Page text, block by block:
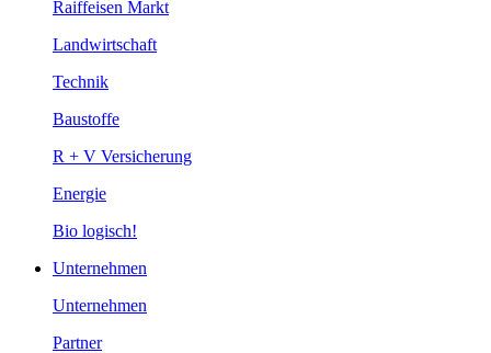
Raiffeisen Markt
Landwirtschaft
Technik
Baustoffe
R + V Versicherung
Energie
Bio logisch!
Unternehmen
Unternehmen
Partner